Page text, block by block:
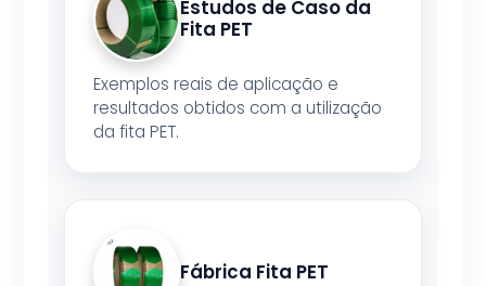
Estudos de Caso da
Fita PET
Exemplos reais de aplicação e
resultados obtidos com a utilização
da fita PET.
Fábrica Fita PET